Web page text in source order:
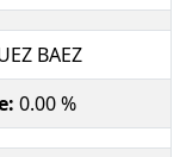
BAEZ
0.00 %